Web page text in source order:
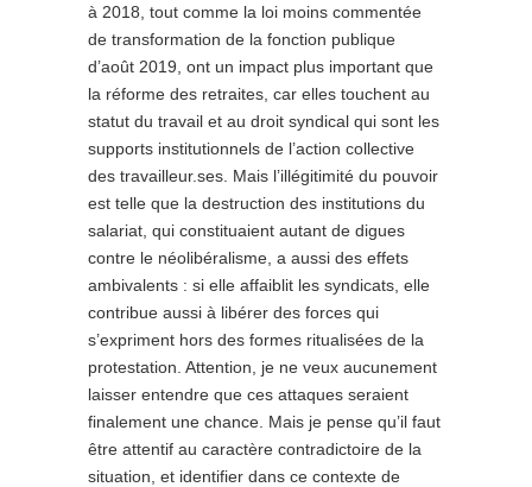
à 2018, tout comme la loi moins commentée
de transformation de la fonction publique
d’août 2019, ont un impact plus important que
la réforme des retraites, car elles touchent au
statut du travail et au droit syndical qui sont les
supports institutionnels de l’action collective
des travailleur.ses. Mais l’illégitimité du pouvoir
est telle que la destruction des institutions du
salariat, qui constituaient autant de digues
contre le néolibéralisme, a aussi des effets
ambivalents : si elle affaiblit les syndicats, elle
contribue aussi à libérer des forces qui
s’expriment hors des formes ritualisées de la
protestation. Attention, je ne veux aucunement
laisser entendre que ces attaques seraient
finalement une chance. Mais je pense qu’il faut
être attentif au caractère contradictoire de la
situation, et identifier dans ce contexte de